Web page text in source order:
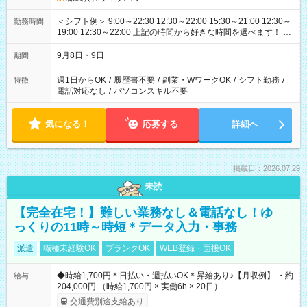
勤務時間
＜シフト例＞ 9:00～22:30 12:30～22:00 15:30～21:00 12:30～
19:00 12:30～22:00 上記の時間から好きな時間を選べます！ ※
時間は変更となる可能性があります
期間 9月8日・9日
特徴 週1日からOK / 履歴書不要 / 副業・WワークOK / シフト勤務 /
電話対応なし / パソコンスキル不要
気になる！ 応募する 詳細へ
掲載日：2026.07.29
未読
【完全在宅！】難しい業務なし＆電話なし！ゆ
っくりの11時～時短＊データ入力・事務
派遣 職種未経験OK ブランクOK WEB登録・面接OK
給与
◆時給1,700円＊日払い・週払いOK＊昇給あり♪【月収例】 ・約
204,000円 （時給1,700円 × 実働6h × 20日）
交通費別途支給あり